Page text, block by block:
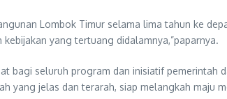
Lombok Timur selama lima tahun ke
yang tertuang didalamnya,”paparnya.
bagi seluruh program dan inisiatif pemerintah
jelas dan terarah, siap melangkah maju